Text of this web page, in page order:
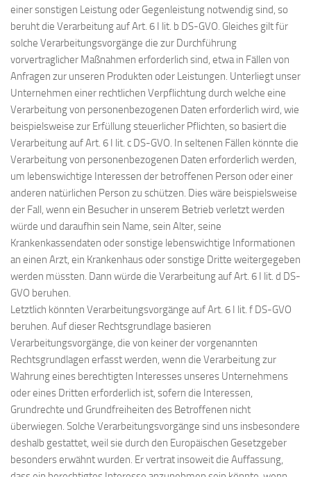
einer sonstigen Leistung oder Gegenleistung notwendig sind, so
beruht die Verarbeitung auf Art. 6 I lit. b DS-GVO. Gleiches gilt für
solche Verarbeitungsvorgänge die zur Durchführung
vorvertraglicher Maßnahmen erforderlich sind, etwa in Fällen von
Anfragen zur unseren Produkten oder Leistungen. Unterliegt unser
Unternehmen einer rechtlichen Verpflichtung durch welche eine
Verarbeitung von personenbezogenen Daten erforderlich wird, wie
beispielsweise zur Erfüllung steuerlicher Pflichten, so basiert die
Verarbeitung auf Art. 6 I lit. c DS-GVO. In seltenen Fällen könnte die
Verarbeitung von personenbezogenen Daten erforderlich werden,
um lebenswichtige Interessen der betroffenen Person oder einer
anderen natürlichen Person zu schützen. Dies wäre beispielsweise
der Fall, wenn ein Besucher in unserem Betrieb verletzt werden
würde und daraufhin sein Name, sein Alter, seine
Krankenkassendaten oder sonstige lebenswichtige Informationen
an einen Arzt, ein Krankenhaus oder sonstige Dritte weitergegeben
werden müssten. Dann würde die Verarbeitung auf Art. 6 I lit. d DS-
GVO beruhen.
Letztlich könnten Verarbeitungsvorgänge auf Art. 6 I lit. f DS-GVO
beruhen. Auf dieser Rechtsgrundlage basieren
Verarbeitungsvorgänge, die von keiner der vorgenannten
Rechtsgrundlagen erfasst werden, wenn die Verarbeitung zur
Wahrung eines berechtigten Interesses unseres Unternehmens
oder eines Dritten erforderlich ist, sofern die Interessen,
Grundrechte und Grundfreiheiten des Betroffenen nicht
überwiegen. Solche Verarbeitungsvorgänge sind uns insbesondere
deshalb gestattet, weil sie durch den Europäischen Gesetzgeber
besonders erwähnt wurden. Er vertrat insoweit die Auffassung,